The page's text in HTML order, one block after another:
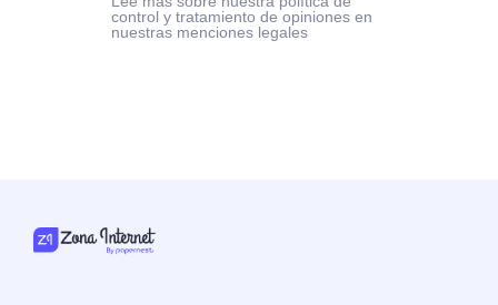
control y tratamiento de opiniones en
nuestras menciones legales